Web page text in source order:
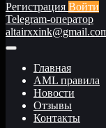
Регистрация Войти
Telegram-оператор
Главная
AML правила
Новости
Отзывы
Контакты